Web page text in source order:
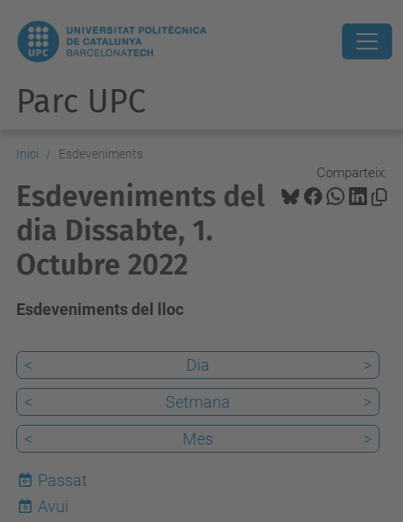
Parc UPC
Inici Esdeveniments
Comparteix:
Esdeveniments del
dia Dissabte, 1.
Octubre 2022
Esdeveniments del lloc
< Dia
>
<
Setmana
>
<
Mes >
Passat
6
Avui